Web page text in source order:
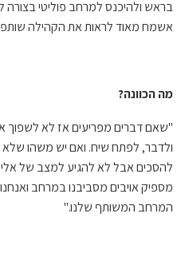
בראש ולהיכנס למרחב פוליטי בצורה
אשמח מאוד לראות את הקהילה
מה הכוונה?
"שאם דברים מפריעים אז לא
ולדבר, לפתח שיח. ואם יש משהו שלא
להסכים אבל לא להגיע למצב של
מספיק אויבים מסביבנו במרחב
המרחב המשותף שלנו."